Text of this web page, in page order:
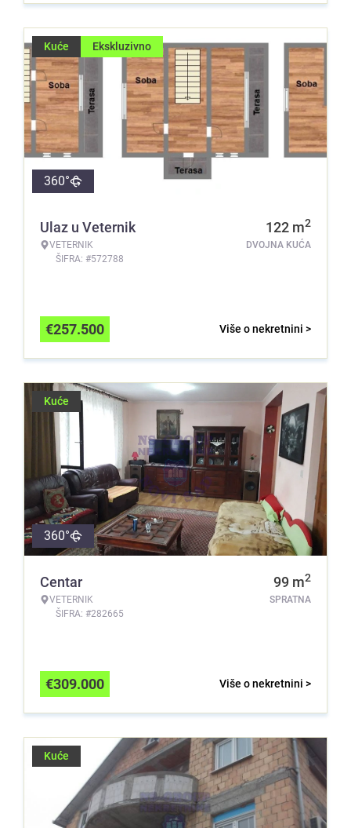
Kuće Ekskluzivno
360°
Ulaz u Veternik
VETERNIK
ŠIFRA: #572788
122 m2
DVOJNA KUĆA
Više o nekretnini >
€257.500
Kuće
360°
Centar
VETERNIK
ŠIFRA: #282665
99 m2
SPRATNA
Više o nekretnini >
€309.000
Kuće